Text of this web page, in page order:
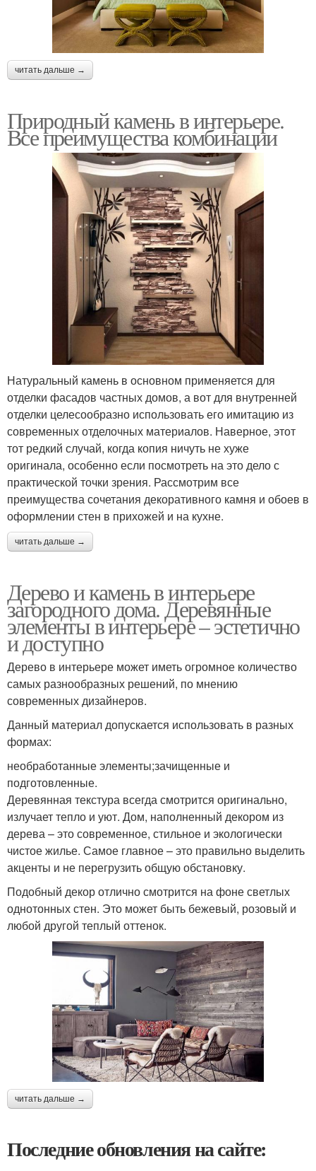
читать дальше →
Природный камень в интерьере.
Все преимущества комбинации
Натуральный камень в основном применяется для
отделки фасадов частных домов, а вот для внутренней
отделки целесообразно использовать его имитацию из
современных отделочных материалов. Наверное, этот
тот редкий случай, когда копия ничуть не хуже
оригинала, особенно если посмотреть на это дело с
практической точки зрения. Рассмотрим все
преимущества сочетания декоративного камня и обоев в
оформлении стен в прихожей и на кухне.
читать дальше →
Дерево и камень в интерьере
загородного дома. Деревянные
элементы в интерьере – эстетично
и доступно
Дерево в интерьере может иметь огромное количество
самых разнообразных решений, по мнению
современных дизайнеров.
Данный материал допускается использовать в разных
формах:
необработанные элементы;зачищенные и
подготовленные.
Деревянная текстура всегда смотрится оригинально,
излучает тепло и уют. Дом, наполненный декором из
дерева – это современное, стильное и экологически
чистое жилье. Самое главное – это правильно выделить
акценты и не перегрузить общую обстановку.
Подобный декор отлично смотрится на фоне светлых
однотонных стен. Это может быть бежевый, розовый и
любой другой теплый оттенок.
читать дальше →
Последние обновления на сайте: